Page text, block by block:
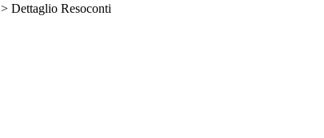
> Dettaglio Resoconti